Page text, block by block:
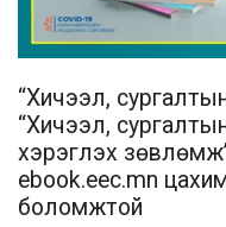
“Хичээл, сургалтын
“Хичээл, сургалтын
хэрэглэх
ebook.eec.mn
боломжтой